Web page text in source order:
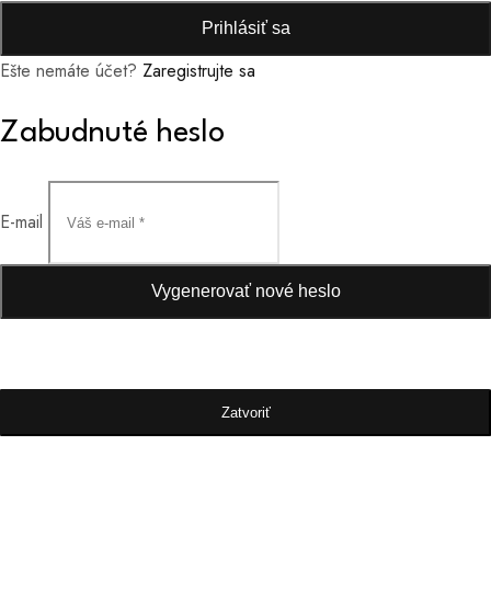
Prihlásiť sa
Ešte nemáte účet? Zaregistrujte sa
Zabudnuté heslo
E-mail
Vygenerovať nové heslo
Zatvoriť